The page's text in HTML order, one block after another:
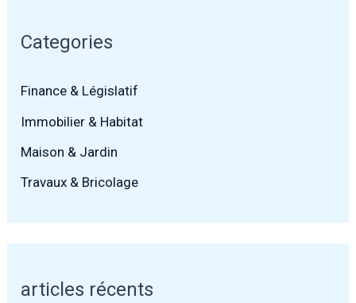
Categories
Finance & Législatif
Immobilier & Habitat
Maison & Jardin
Travaux & Bricolage
articles récents